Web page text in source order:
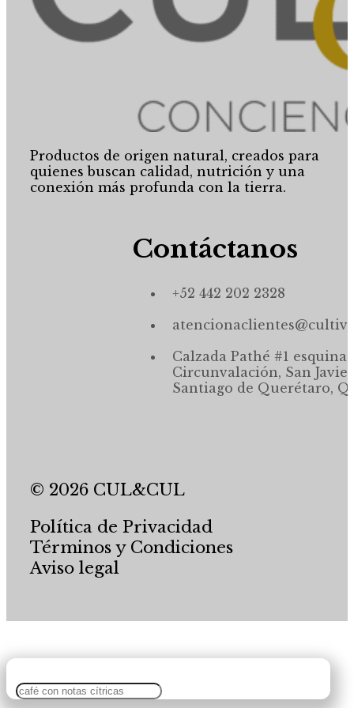
Productos de origen natural, creados para
quienes buscan calidad, nutrición y una
conexión más profunda con la tierra.
Contáctanos
+52 442 202 2328
Calzada Pathé #1 esquina,
Circunvalación, San
Santiago de Querétaro,
© 2026 CUL&CUL
Política de Privacidad
Términos y Condiciones
Aviso legal